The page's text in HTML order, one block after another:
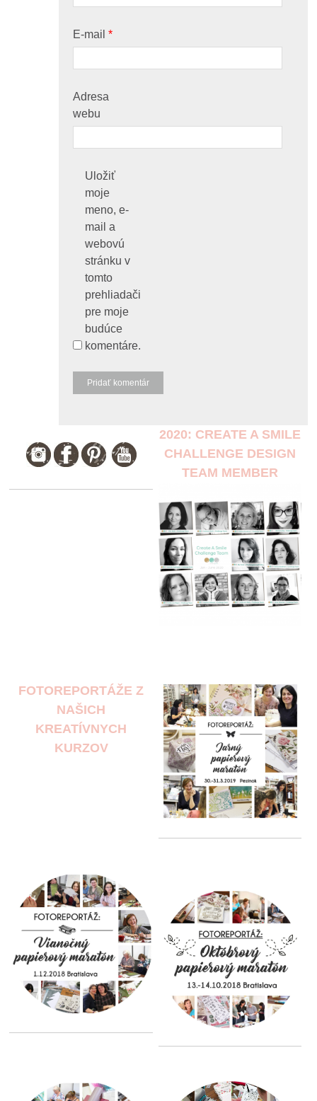
E-mail*
Adresa
webu
Uložiť
moje
meno, e-
mail a
webovú
stránku v
tomto
prehliadači
pre moje
budúce
komentáre.
2020: CREATE A SMILE
CHALLENGE DESIGN
TEAM MEMBER
FOTOREPORTÁŽE Z
NAŠICH
KREATÍVNYCH
KURZOV